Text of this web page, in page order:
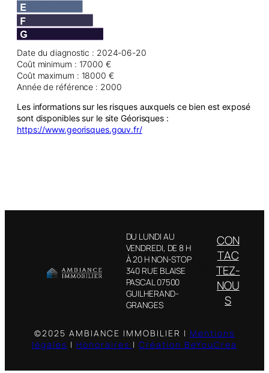
Date du diagnostic : 2024-06-20
Coût minimum : 17000 €
Coût maximum : 18000 €
Année de référence : 2000
Les informations sur les risques auxquels ce bien est exposé
sont disponibles sur le site Géorisques :
https://www.georisques.gouv.fr/
DU LUNDI AU
VENDREDI, DE 8 H
À 20 H NON-STOP
340 RUE BLAISE
PASCAL 07500
GUILHERAND-
GRANGES
Facebook
Instagram
LinkedIn
CON
TAC
TEZ-
NOU
S
©2025 AMBIANCE IMMOBILIER | Mentions
légales | Honoraires | Création BeYouCrea